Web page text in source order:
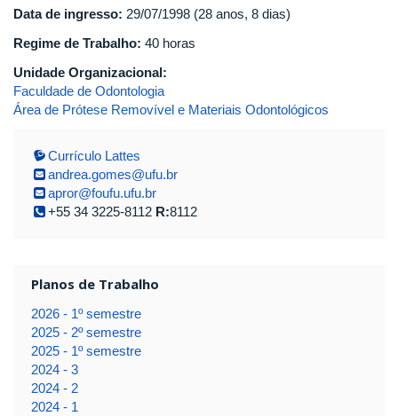
Data de ingresso: 29/07/1998 (28 anos, 8 dias)
Regime de Trabalho: 40 horas
Unidade Organizacional:
Faculdade de Odontologia
Área de Prótese Removível e Materiais Odontológicos
Currículo Lattes
andrea.gomes@ufu.br
apror@foufu.ufu.br
+55 34 3225-8112 R:8112
Planos de Trabalho
2026 - 1º semestre
2025 - 2º semestre
2025 - 1º semestre
2024 - 3
2024 - 2
2024 - 1